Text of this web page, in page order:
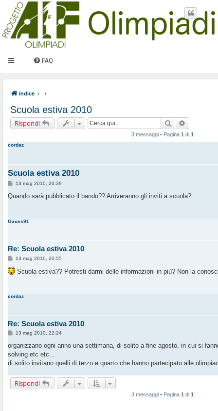
FAQ
Indice
Scuola estiva 2010
Rispondi Cerca
3 messaggi • Pagina 1 di 1
cordaz
Scuola estiva 2010
M
s
i
13 mag 2010, 20:39
Quando sarà pubblicato il bando?? Arriveranno gli inviti a scuola?
Gauss91
Re: Scuola estiva 2010
M
s
s
i
13 mag 2010, 20:55
Scuola estiva?? Potresti darmi delle informazioni in più? Non la
cordaz
Re: Scuola estiva 2010
M
s
s
a
g
o
13 mag 2010, 22:24
organizzano ogni anno una settimana, di solito a fine agosto, in cui si
solving etc etc...
di solito invitano quelli di terzo e quarto che hanno partecipato alle
Rispondi
3 messaggi • Pagina 1 di 1